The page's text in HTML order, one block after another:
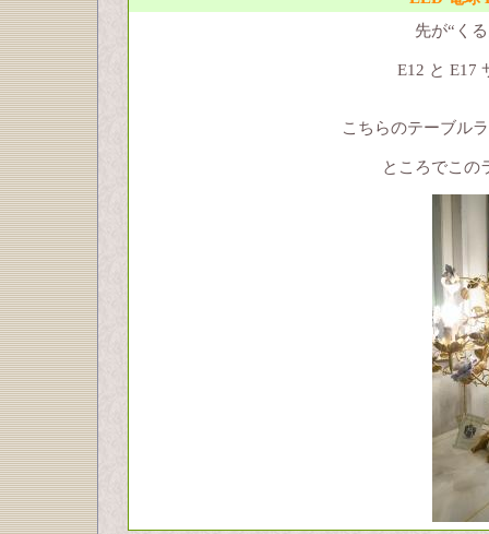
先が“く
E12 と E17
こちらのテーブル
ところでこの